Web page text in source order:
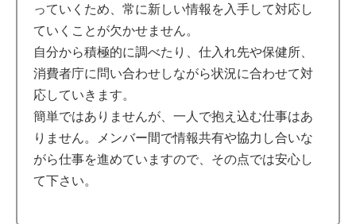
っていくため、常に新しい情報を入手して対応し
ていくことが欠かせません。
自分から積極的に調べたり、仕入れ先や保健所、
消費者庁に問い合わせしながら状況に合わせて対
応していきます。
簡単ではありませんが、一人で抱え込む仕事はあ
りません。メンバー間で情報共有や協力し合いな
がら仕事を進めていますので、その点では安心し
て下さい。